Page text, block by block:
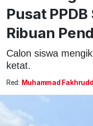
Pusat
Ribuan
Calon siswa
ketat.
Red: Muhammad